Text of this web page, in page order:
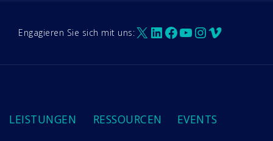
Engagieren Sie sich mit uns:X LinkedIn
Facebook
YouTube
Instagram
Vimeo
LEISTUNGEN RESSOURCEN EVENTS